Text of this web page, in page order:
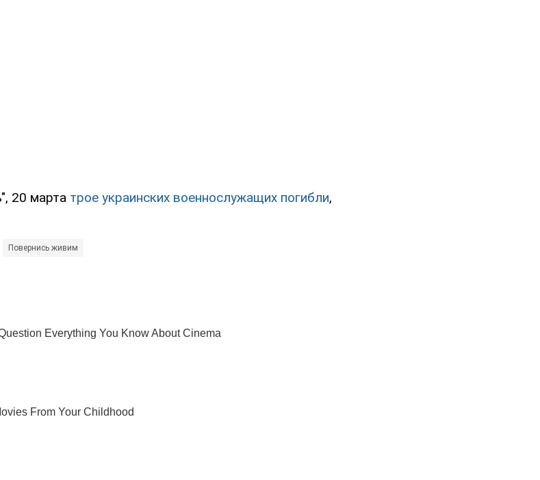
20 марта трое украинских военнослужащих погибли,
Повернись живим